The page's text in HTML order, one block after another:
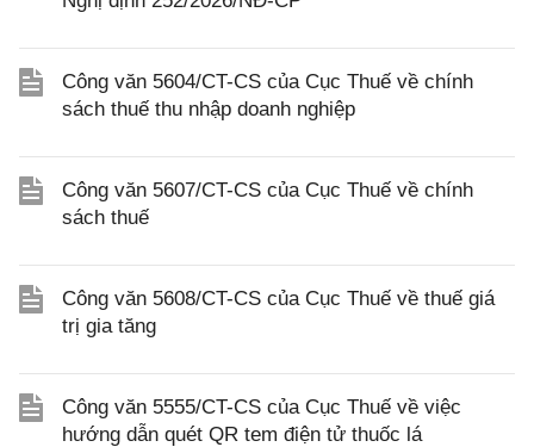
Công văn 5604/CT-CS của Cục Thuế về chính
sách thuế thu nhập doanh nghiệp
Công văn 5607/CT-CS của Cục Thuế về chính
sách thuế
Công văn 5608/CT-CS của Cục Thuế về thuế giá
trị gia tăng
Công văn 5555/CT-CS của Cục Thuế về việc
hướng dẫn quét QR tem điện tử thuốc lá